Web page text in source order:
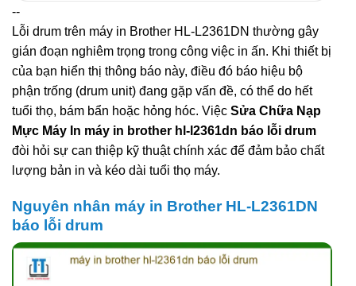
--
Lỗi drum trên máy in Brother HL-L2361DN thường gây
gián đoạn nghiêm trọng trong công việc in ấn. Khi thiết bị
của bạn hiển thị thông báo này, điều đó báo hiệu bộ
phận trống (drum unit) đang gặp vấn đề, có thể do hết
tuổi thọ, bám bẩn hoặc hỏng hóc. Việc Sửa Chữa Nạp
Mực Máy In máy in brother hl-l2361dn báo lỗi drum
đòi hỏi sự can thiệp kỹ thuật chính xác để đảm bảo chất
lượng bản in và kéo dài tuổi thọ máy.
Nguyên nhân máy in Brother HL-L2361DN
báo lỗi drum